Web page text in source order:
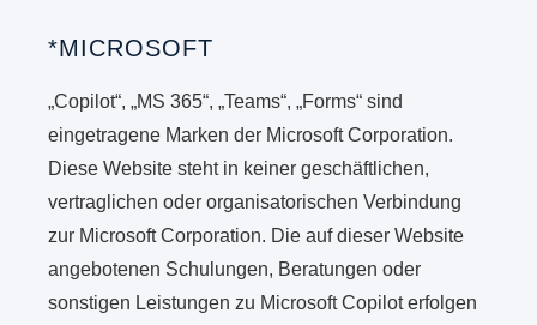
*MICROSOFT
„Copilot“, „MS 365“, „Teams“, „Forms“ sind
eingetragene Marken der Microsoft Corporation.
Diese Website steht in keiner geschäftlichen,
vertraglichen oder organisatorischen Verbindung
zur Microsoft Corporation. Die auf dieser Website
angebotenen Schulungen, Beratungen oder
sonstigen Leistungen zu Microsoft Copilot erfolgen